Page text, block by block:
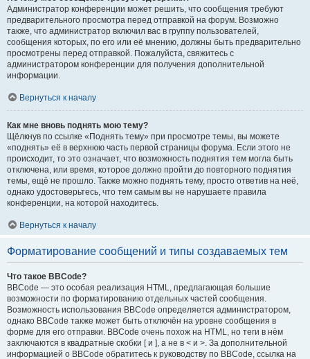
Администратор конференции может решить, что сообщения требуют
предварительного просмотра перед отправкой на форум. Возможно
также, что администратор включил вас в группу пользователей,
сообщения которых, по его или её мнению, должны быть предварительно
просмотрены перед отправкой. Пожалуйста, свяжитесь с
администратором конференции для получения дополнительной
информации.
Вернуться к началу
Как мне вновь поднять мою тему?
Щёлкнув по ссылке «Поднять тему» при просмотре темы, вы можете
«поднять» её в верхнюю часть первой страницы форума. Если этого не
происходит, то это означает, что возможность поднятия тем могла быть
отключена, или время, которое должно пройти до повторного поднятия
темы, ещё не прошло. Также можно поднять тему, просто ответив на неё,
однако удостоверьтесь, что тем самым вы не нарушаете правила
конференции, на которой находитесь.
Вернуться к началу
Форматирование сообщений и типы создаваемых тем
Что такое BBCode?
BBCode — это особая реализация HTML, предлагающая большие
возможности по форматированию отдельных частей сообщения.
Возможность использования BBCode определяется администратором,
однако BBCode также может быть отключён на уровне сообщения в
форме для его отправки. BBCode очень похож на HTML, но теги в нём
заключаются в квадратные скобки [ и ], а не в < и >. За дополнительной
информацией о BBCode обратитесь к руководству по BBCode, ссылка на